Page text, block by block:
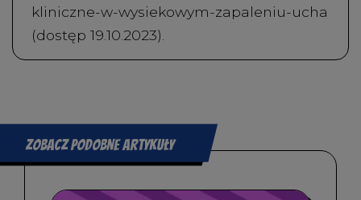
kliniczne-w-wysiekowym-zapaleniu-ucha
(dostęp 19.10.2023).
Zobacz podobne artykuły